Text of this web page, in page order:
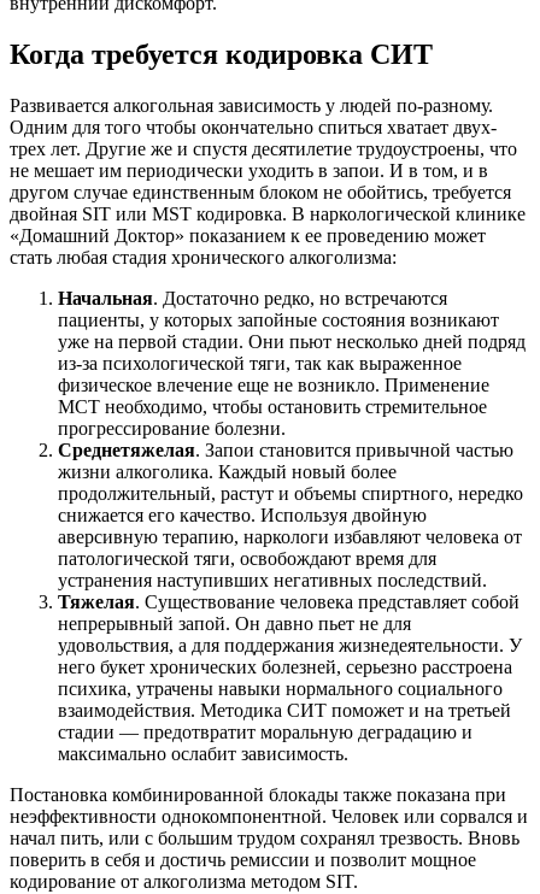
Когда требуется кодировка СИТ
Развивается алкогольная зависимость у людей по-разному.
Одним для того чтобы окончательно спиться хватает двух-
трех лет. Другие же и спустя десятилетие трудоустроены, что
не мешает им периодически уходить в запои. И в том, и в
другом случае единственным блоком не обойтись, требуется
двойная SIT или MST кодировка. В наркологической клинике
«Домашний Доктор» показанием к ее проведению может
стать любая стадия хронического алкоголизма:
Начальная. Достаточно редко, но встречаются
пациенты, у которых запойные состояния возникают
уже на первой стадии. Они пьют несколько дней подряд
из-за психологической тяги, так как выраженное
физическое влечение еще не возникло. Применение
МСТ необходимо, чтобы остановить стремительное
прогрессирование болезни.
Среднетяжелая. Запои становится привычной частью
жизни алкоголика. Каждый новый более
продолжительный, растут и объемы спиртного, нередко
снижается его качество. Используя двойную
аверсивную терапию, наркологи избавляют человека от
патологической тяги, освобождают время для
устранения наступивших негативных последствий.
Тяжелая. Существование человека представляет собой
непрерывный запой. Он давно пьет не для
удовольствия, а для поддержания жизнедеятельности. У
него букет хронических болезней, серьезно расстроена
психика, утрачены навыки нормального социального
взаимодействия. Методика СИТ поможет и на третьей
стадии — предотвратит моральную деградацию и
максимально ослабит зависимость.
Постановка комбинированной блокады также показана при
неэффективности однокомпонентной. Человек или сорвался и
начал пить, или с большим трудом сохранял трезвость. Вновь
поверить в себя и достичь ремиссии и позволит мощное
кодирование от алкоголизма методом SIT.